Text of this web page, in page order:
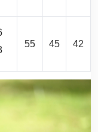
55 45 42